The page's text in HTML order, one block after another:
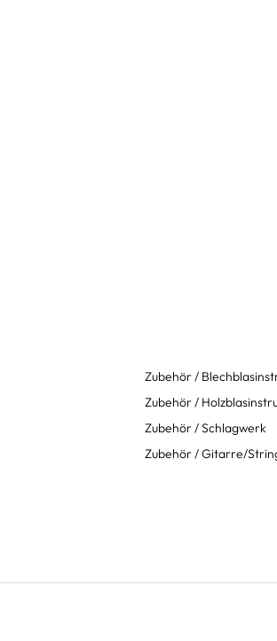
Zubehör /
Zubehör /
Zubehör / Schlagwerk
Zubehör / Gitarre/